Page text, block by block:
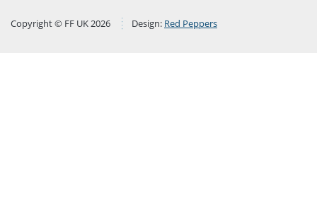
Copyright © FF UK 2026 Design: Red Peppers